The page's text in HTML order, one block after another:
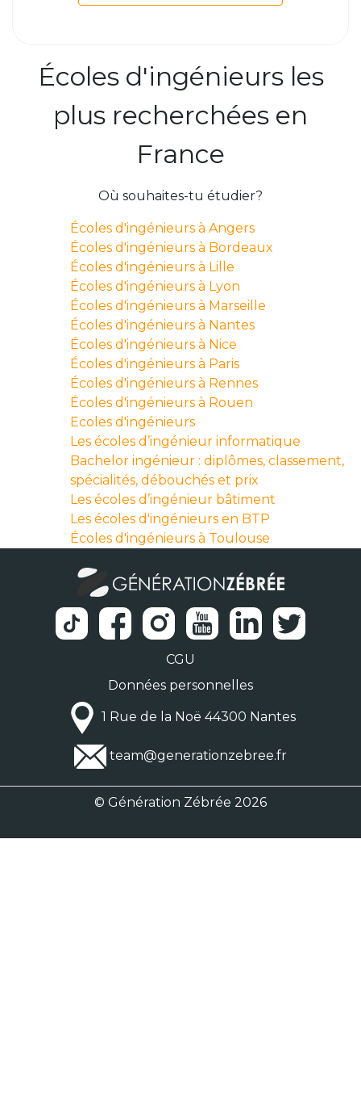
Écoles d'ingénieurs les
plus recherchées en
France
Où souhaites-tu étudier?
Écoles d'ingénieurs à Angers
Écoles d'ingénieurs à Bordeaux
Écoles d'ingénieurs à Lille
Écoles d'ingénieurs à Lyon
Écoles d'ingénieurs à Marseille
Écoles d'ingénieurs à Nantes
Écoles d'ingénieurs à Nice
Écoles d'ingénieurs à Paris
Écoles d'ingénieurs à Rennes
Écoles d'ingénieurs à Rouen
Ecoles d'ingénieurs
Les écoles d’ingénieur informatique
Bachelor ingénieur : diplômes, classement,
spécialités, débouchés et prix
Les écoles d’ingénieur bâtiment
Les écoles d'ingénieurs en BTP
Écoles d'ingénieurs à Toulouse
CGU
Données personnelles
1 Rue de la Noë 44300 Nantes
team@generationzebree.fr
© Génération Zébrée 2026